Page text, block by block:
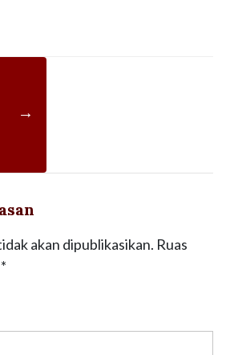
→
akan dipublikasikan. Ruas
*